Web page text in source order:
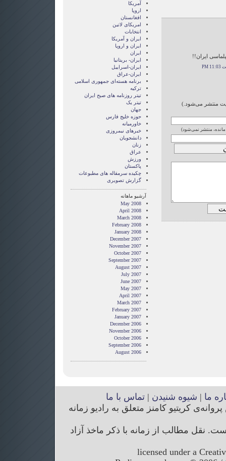
ايران!!
منتشر می‌شود.)
مانده، منتشر نمی‌شود)
آمریکا
اروپا
افغانستان
امریکای لاتین
انتخابات
ايران و آمريکا
ايران و اروپا
ایران
ایران- بریتانیا
ایران-اسراییل
ایران-عراق
برنامه هسته‌ای جمهوری اسلامی
ترکیه
تیتر روزنامه های صبح ایران
تیتر یک
جهان
حوزه خلیج فارس
خاورمیانه
خبرهای نیمروزی
دانشجویان
زنان
عراق
ورزش
پاکستان
چکیده سرمقاله های مطبوعات
گزارش تصويری
آرشیو ماهانه
May 2008
April 2008
March 2008
February 2008
January 2008
December 2007
November 2007
October 2007
September 2007
August 2007
July 2007
June 2007
May 2007
April 2007
March 2007
February 2007
January 2007
December 2006
November 2006
October 2006
September 2006
August 2006
ما | شیوه شنیدن |تماس با ما
کریتیو کامنز متعلق به رادیو زمانه
نقل مطالب از زمانه با ذکر ماخذ آزاد
licensed under a